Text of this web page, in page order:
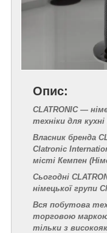
Опис:
CLATRONIC —
техніки для
Власник бренда
Clatronic
місті Кемпен
Сьогодні
німецької групи
Вся побутова
торговою маркою
тільки з